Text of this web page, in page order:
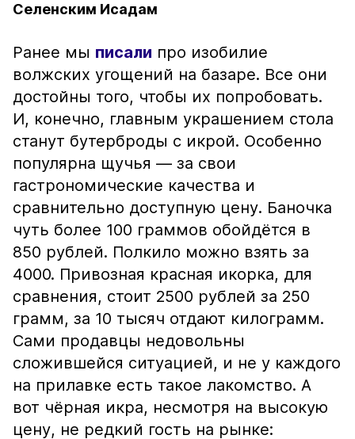
Селенским Исадам
Ранее мы писали про изобилие
волжских угощений на базаре. Все они
достойны того, чтобы их попробовать.
И, конечно, главным украшением стола
станут бутерброды с икрой. Особенно
популярна щучья — за свои
гастрономические качества и
сравнительно доступную цену. Баночка
чуть более 100 граммов обойдётся в
850 рублей. Полкило можно взять за
4000. Привозная красная икорка, для
сравнения, стоит 2500 рублей за 250
грамм, за 10 тысяч отдают килограмм.
Сами продавцы недовольны
сложившейся ситуацией, и не у каждого
на прилавке есть такое лакомство. А
вот чёрная икра, несмотря на высокую
цену, не редкий гость на рынке: